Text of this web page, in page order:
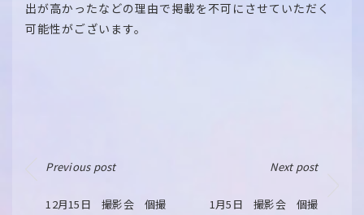
出が高かったなどの理由で掲載を不可にさせていただく
可能性がございます。
Previous post
12月15日 撮影会 個撮
Next post
1月5日 撮影会 個撮